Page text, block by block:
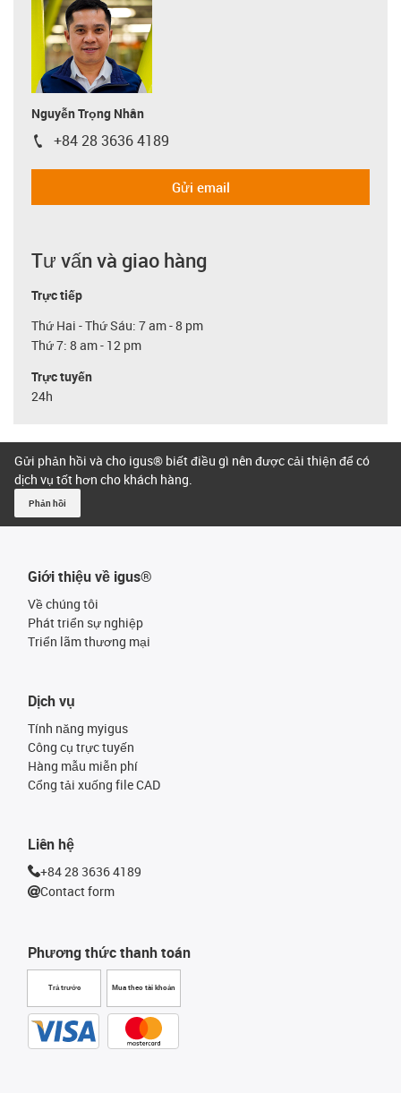
Nguyễn Trọng Nhân
igus-icon-phone
+84 28 3636 4189
Gửi email
Tư vấn và giao hàng
Trực tiếp
Thứ Hai - Thứ Sáu: 7 am - 8 pm
Thứ 7: 8 am - 12 pm
Trực tuyến
24h
Gửi phản hồi và cho igus® biết điều gì nên được cải thiện để có
dịch vụ tốt hơn cho khách hàng.
Phản hồi
Giới thiệu về igus®
Về chúng tôi
Phát triển sự nghiệp
Triển lãm thương mại
Phương thức thanh toán
Trả trước Mua theo tài khoản
Dịch vụ
Tính năng myigus
Công cụ trực tuyến
Hàng mẫu miễn phí
Cổng tải xuống file CAD
Liên hệ
+84 28 3636 4189
Contact form